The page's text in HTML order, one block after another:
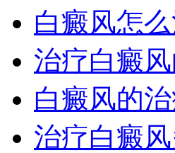
白癜风怎
治疗白癜
白癜风的
治疗白癜